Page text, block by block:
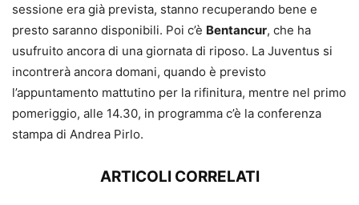
sessione era già prevista, stanno recuperando bene e
presto saranno disponibili. Poi c’è Bentancur, che ha
usufruito ancora di una giornata di riposo. La Juventus si
incontrerà ancora domani, quando è previsto
l’appuntamento mattutino per la rifinitura, mentre nel primo
pomeriggio, alle 14.30, in programma c’è la conferenza
stampa di Andrea Pirlo.
ARTICOLI CORRELATI